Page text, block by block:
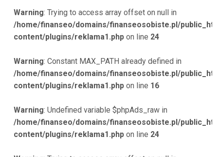
Warning: Trying to access array offset on null in
/home/finanseo/domains/finanseosobiste.pl/
content/plugins/reklama1.php on line 24
Warning: Constant MAX_PATH already defined in
/home/finanseo/domains/finanseosobiste.pl/
content/plugins/reklama1.php on line 16
Warning: Undefined variable $phpAds_raw in
/home/finanseo/domains/finanseosobiste.pl/
content/plugins/reklama1.php on line 24